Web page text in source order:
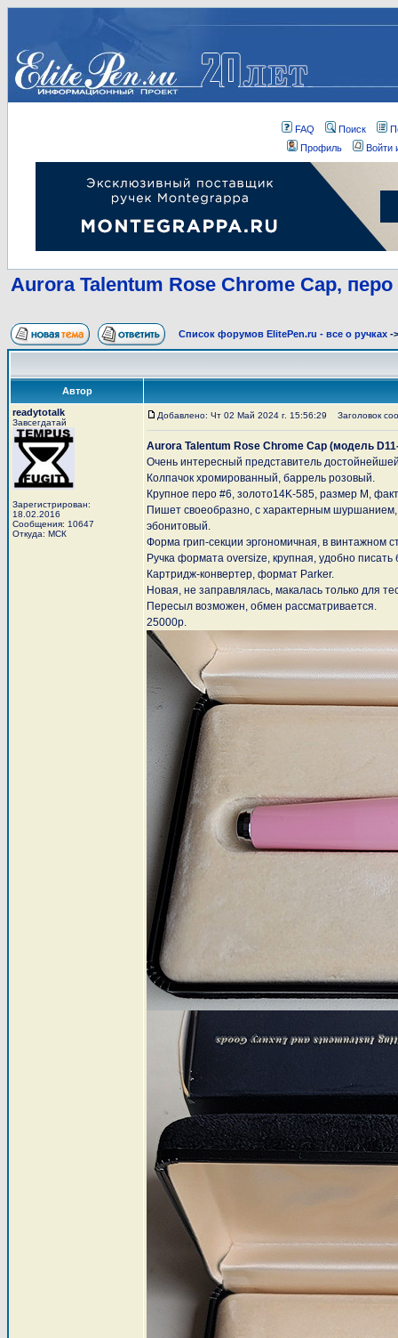
FAQ Поиск
Профиль
Войти
Aurora Talentum Rose Chrome Cap, перо
Список форумов ElitePen.ru - все о ручках -
Автор
readytotalk
Завсегдатай
Зарегистрирован:
18.02.2016
Сообщения: 10647
Откуда: МСК
Добавлено: Чт 02 Май 2024 г. 15:56:29 Заголовок
Aurora Talentum Rose Chrome Cap (модель
Очень интересный представитель
Колпачок хромированный, баррель розовый.
Крупное перо #6, золото14K-585, размер M,
Пишет своеобразно, с характерным
эбонитовый.
Форма грип-секции эргономичная, в винтажном
Ручка формата oversize, крупная, удобно писать
Картридж-конвертер, формат Parker.
Новая, не заправлялась, макалась только для
Пересыл возможен, обмен рассматривается.
25000р.